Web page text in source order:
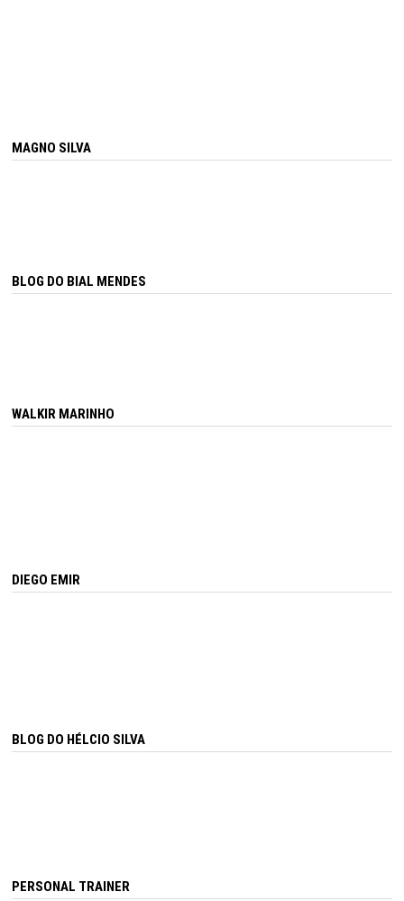
MAGNO SILVA
BLOG DO BIAL MENDES
WALKIR MARINHO
DIEGO EMIR
BLOG DO HÉLCIO SILVA
PERSONAL TRAINER